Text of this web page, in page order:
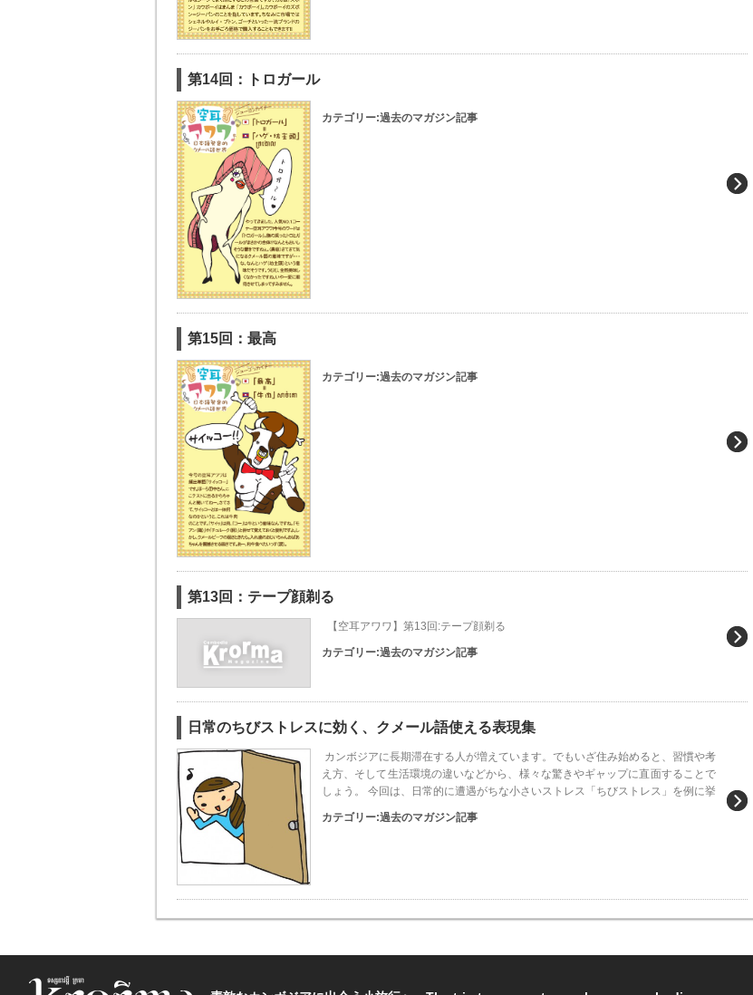
第14回：トロガール
カテゴリー:過去のマガジン記事
第15回：最高
カテゴリー:過去のマガジン記事
第13回：テープ顔剃る
【空耳アワワ】第13回:テープ顔剃る
カテゴリー:過去のマガジン記事
日常のちびストレスに効く、クメール語使える表現集
カンボジアに長期滞在する人が増えています。でもいざ住み始めると、習慣や考
え方、そして生活環境の違いなどから、様々な驚きやギャップに直面することで
しょう。 今回は、日常的に遭遇がちな小さいストレス「ちびストレス」を例に挙
カテゴリー:過去のマガジン記事